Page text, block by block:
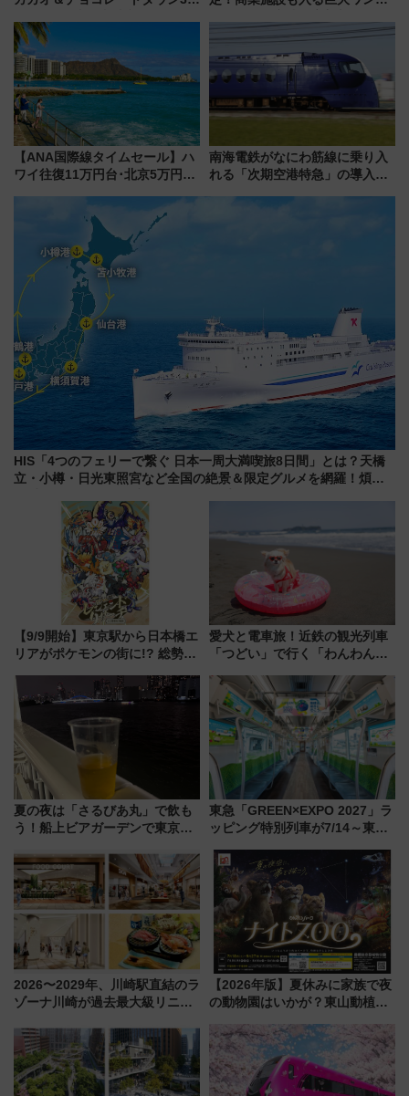
詰め放題を開催、ロイズタウン
駅からのアクセスも
で新型特急が品川･羽田とを結
ぶ！ JR空港駅は2面3線化！
【ANA国際線タイムセール】ハ
ワイ往復11万円台･北京5万円台
来春のGW旅行まで狙える激ア
ツ路線まとめ（8/10まで）
南海電鉄がなにわ筋線に乗り入
れる「次期空港特急」の導入を
日本初の鉄道デザイン
HIS「4つのフェリーで繋ぐ 日本一周大満喫旅8日間」とは？天橋
立・小樽・日光東照宮など全国の絶景＆限定グルメを網羅！煩雑
【9/9開始】東京駅から日本橋エ
リアがポケモンの街に!? 総勢
リサーチ」本格謎解き・グッズ
情報まとめ
愛犬と電車旅！近鉄の観光列車
「つどい」で行く「わんわん列
める日帰りツアー
夏の夜は「さるびあ丸」で飲も
う！船上ビアガーデンで東京湾
杯……工場直送生ビールや島グ
ルメが美味い
東急「GREEN×EXPO 2027」ラ
ッピング特別列車が7/14～東
ー！ 注目の編成やデザインまと
2026〜2029年、川崎駅直結のラ
ゾーナ川崎が過去最大級リニュ
「いつから何が変わるか」徹底
解説！
【2026年版】夏休みに家族で夜
の動物園はいかが？東山動植物
ZOO」開催情報